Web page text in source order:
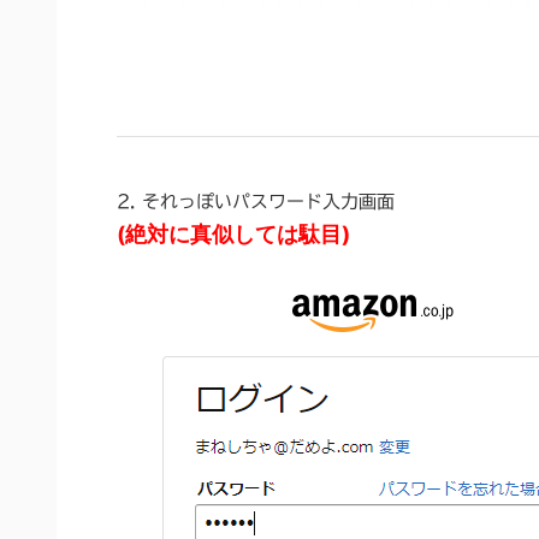
2. それっぽいパスワード入力画面
(絶対に真似しては駄目)